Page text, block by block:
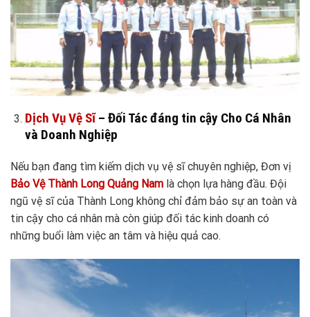
Dịch Vụ Vệ Sĩ– Đối Tác đáng tin cậy Cho Cá Nhân
và Doanh Nghiệp
Nếu bạn đang tìm kiếm dịch vụ vệ sĩ chuyên nghiệp, Đơn vị
Bảo Vệ Thành Long Quảng Nam là chọn lựa hàng đầu. Đội
ngũ vệ sĩ của Thành Long không chỉ đảm bảo sự an toàn và
tin cậy cho cá nhân mà còn giúp đối tác kinh doanh có
những buổi làm việc an tâm và hiệu quả cao.